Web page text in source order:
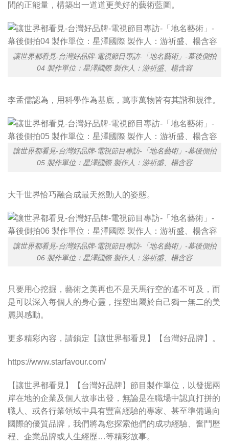
間的正能量，構築出一道道更美好的藝術藍圖。
讓世界都看見-台灣好品牌-電視節目專訪-「地名藝術」-幕後側拍
04 製作單位：星澤國際 製作人：游祈盛、楊含容
李孟儒認為，用科學作為基底，萬事萬物皆有其諧和規律。
讓世界都看見-台灣好品牌-電視節目專訪-「地名藝術」-幕後側拍
05 製作單位：星澤國際 製作人：游祈盛、楊含容
大千世界恰巧融合成最天然動人的姿態。
讓世界都看見-台灣好品牌-電視節目專訪-「地名藝術」-幕後側拍
06 製作單位：星澤國際 製作人：游祈盛、楊含容
只要用心挖掘，藝術之美再也不是天馬行空的遙不可及，而
是可以深入每個人的身心靈，捏塑出屬於自己獨一無二的美
麗與感動。
更多精彩內容，請鎖定【讓世界都看見】【台灣好品牌】。
https://www.starfavour.com/
【讓世界都看見】【台灣好品牌】節目製作單位，以發掘兩
岸在地的企業及個人故事出發，無論是在職場中認真打拼的
職人、或各行業領域中具有豐富經驗的專家、甚至準備邁向
國際的優質品牌，我們將為您探索他們的成功經驗、奮鬥歷
程、企業品牌或人生經歷…等精彩故事。